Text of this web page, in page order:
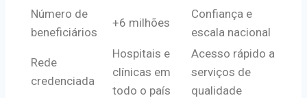
Número de
beneficiários
+6 milhões
Confiança e
escala nacional
Rede
credenciada
Hospitais e
clínicas em
todo o país
Acesso rápido a
serviços de
qualidade